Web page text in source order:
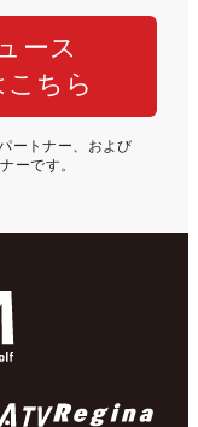
ース
ちら
ートナー、および
ーです。